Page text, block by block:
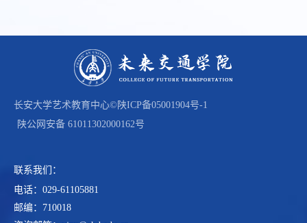
长安大学艺术教育中心© 陕ICP备05001904号-1
陕公网安备 61011302000162号
联系我们：
电话：029-61105881
邮编：710018